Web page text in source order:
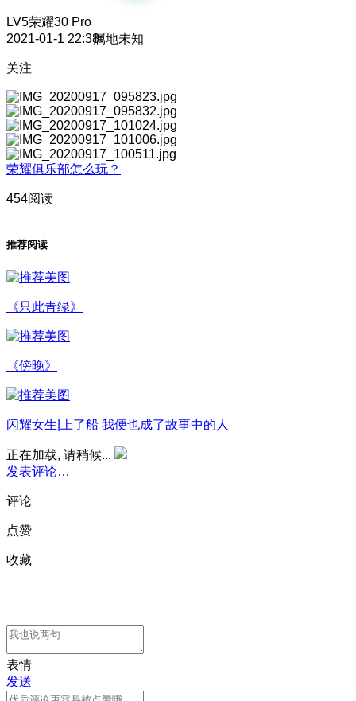
LV5荣耀30 Pro
2021-01-1 22:38属地未知
关注
荣耀俱乐部怎么玩？
454阅读
推荐阅读
《只此青绿》
《傍晚》
闪耀女生|上了船 我便也成了故事中的人
正在加载, 请稍候...
发表评论…
评论
点赞
收藏
表情
发送